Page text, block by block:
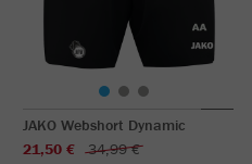
JAKO Webshort Dynamic
21,50 €
34,99 €